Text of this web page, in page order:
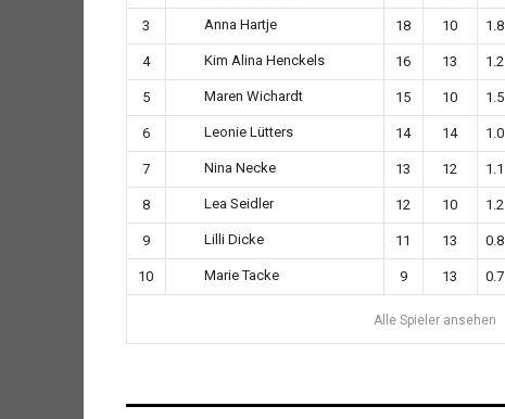
3 Anna Hartje 18 10 1.8
4 Kim Alina Henckels 16 13 1.2
5 Maren Wichardt 15 10 1.5
6 Leonie Lütters 14 14 1.0
7 Nina Necke 13 12 1.1
8 Lea Seidler 12 10 1.2
9 Lilli Dicke 11 13 0.8
10 Marie Tacke 9 13 0.7
Alle Spieler ansehen